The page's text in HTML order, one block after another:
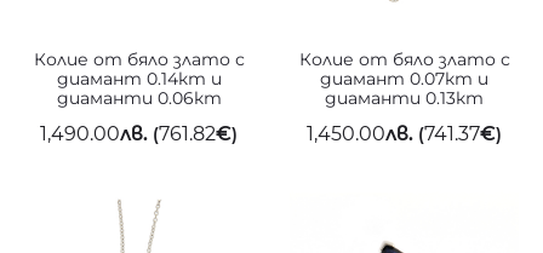
Колие от бяло злато с
диамант 0.14кт и
диаманти 0.06кт
1,490.00лв. (761.82€)
Колие от бяло злато с
диамант 0.07кт и
диаманти 0.13кт
1,450.00лв. (741.37€)